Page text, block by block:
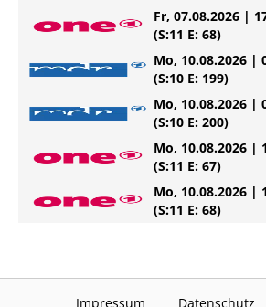
Fr, 07.08.2026 |
(S:11 E: 68)
Mo, 10.08.2026 |
(S:10 E: 199)
Mo, 10.08.2026 |
(S:10 E: 200)
Mo, 10.08.2026 |
(S:11 E: 67)
Mo, 10.08.2026 |
(S:11 E: 68)
Impressum Datenschutz